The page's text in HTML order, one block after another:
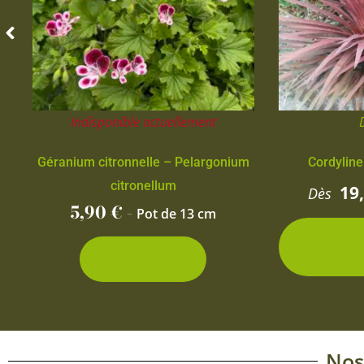
Indisponible actuellement
Géranium citronnelle – Pelargonium
citronellum
5,90€ - Pot de 13 cm
Dès